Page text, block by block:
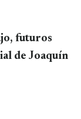
futuros
de Joaquín